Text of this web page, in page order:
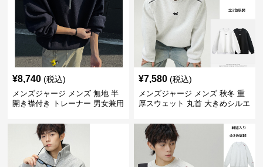
¥8,740 (税込)
メンズジャージ メンズ 無地 半
開き襟付き トレーナー 男女兼用
¥7,580 (税込)
メンズジャージ メンズ 秋冬 重
厚スウェット 丸首 大きめシルエ